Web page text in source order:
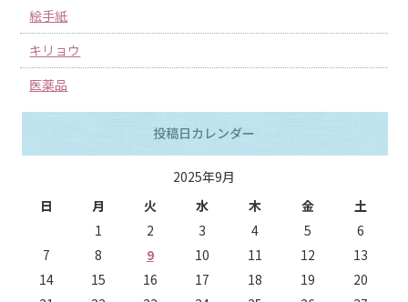
絵手紙
キリョウ
医薬品
投稿日カレンダー
2025年9月
日
月 火 水 木 金
土
1
2 3 4 5
6
7
8 9 10 11 12
13
14
15 16 17 18 19
20